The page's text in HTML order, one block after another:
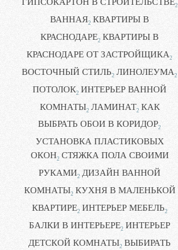
2
ВАННАЯ2 КВАРТИРЫ В
КРАСНОДАРЕ2 КВАРТИРЫ В
КРАСНОДАРЕ ОТ ЗАСТРОЙЩИКА2
ВОСТОЧНЫЙ СТИЛЬ2 ЛИНОЛЕУМА2
ПОТОЛОК2 ИНТЕРЬЕР ВАННОЙ
КОМНАТЫ2 ЛАМИНАТ2 КАК
ВЫБРАТЬ ОБОИ В КОРИДОР2
УСТАНОВКА ПЛАСТИКОВЫХ
ОКОН2 СТЯЖКА ПОЛА СВОИМИ
РУКАМИ2 ДИЗАЙН ВАННОЙ
КОМНАТЫ2 КУХНЯ В МАЛЕНЬКОЙ
КВАРТИРЕ2 ИНТЕРЬЕР МЕБЕЛЬ2
БАЛКИ В ИНТЕРЬЕРЕ2 ИНТЕРЬЕР
ДЕТСКОЙ КОМНАТЫ2 ВЫБИРАТЬ